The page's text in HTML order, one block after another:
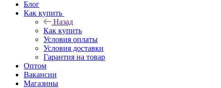
Блог
Как купить
Назад
Как купить
Условия оплаты
Условия доставки
Гарантия на товар
Оптом
Вакансии
Магазины